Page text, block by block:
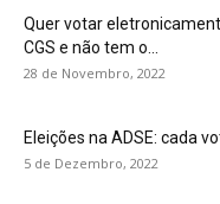
Quer votar
CGS e não tem o...
28 de Novembro, 2022
Eleições na ADSE: cada
5 de Dezembro, 2022